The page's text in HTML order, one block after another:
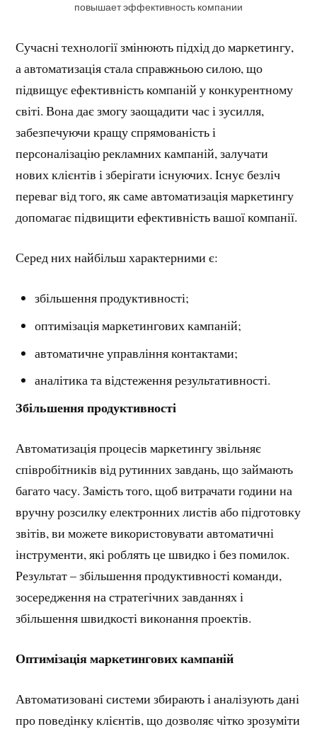
повышает эффективность компании
Сучасні технології змінюють підхід до маркетингу,
а автоматизація стала справжньою силою, що
підвищує ефективність компаній у конкурентному
світі. Вона дає змогу заощадити час і зусилля,
забезпечуючи кращу спрямованість і
персоналізацію рекламних кампаній, залучати
нових клієнтів і зберігати існуючих. Існує безліч
переваг від того, як саме автоматизація маркетингу
допомагає підвищити ефективність вашої компанії.
Серед них найбільш характерними є:
збільшення продуктивності;
оптимізація маркетингових кампаній;
автоматичне управління контактами;
аналітика та відстеження результативності.
Збільшення продуктивності
Автоматизація процесів маркетингу звільняє
співробітників від рутинних завдань, що займають
багато часу. Замість того, щоб витрачати години на
вручну розсилку електронних листів або підготовку
звітів, ви можете використовувати автоматичні
інструменти, які роблять це швидко і без помилок.
Результат – збільшення продуктивності команди,
зосередження на стратегічних завданнях і
збільшення швидкості виконання проектів.
Оптимізація маркетингових кампаній
Автоматизовані системи збирають і аналізують дані
про поведінку клієнтів, що дозволяє чітко зрозуміти